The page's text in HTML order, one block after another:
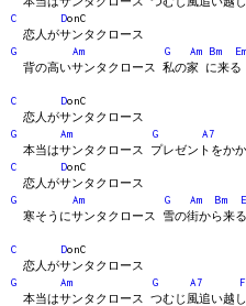
C
DonC
恋人がサンタクロース
G
Am G Am Bm Em
背の高いサンタクロース 私の家 に来る
C DonC
恋人がサンタクロース
G
Am G A7
本当はサンタクロース プレゼントをか
C
DonC
恋人がサンタクロース
G
Am G Am Bm
寒そうにサンタクロース 雪の街から来る
C DonC
恋人がサンタクロース
G
Am G A7
本当はサンタクロース つむじ風追い越